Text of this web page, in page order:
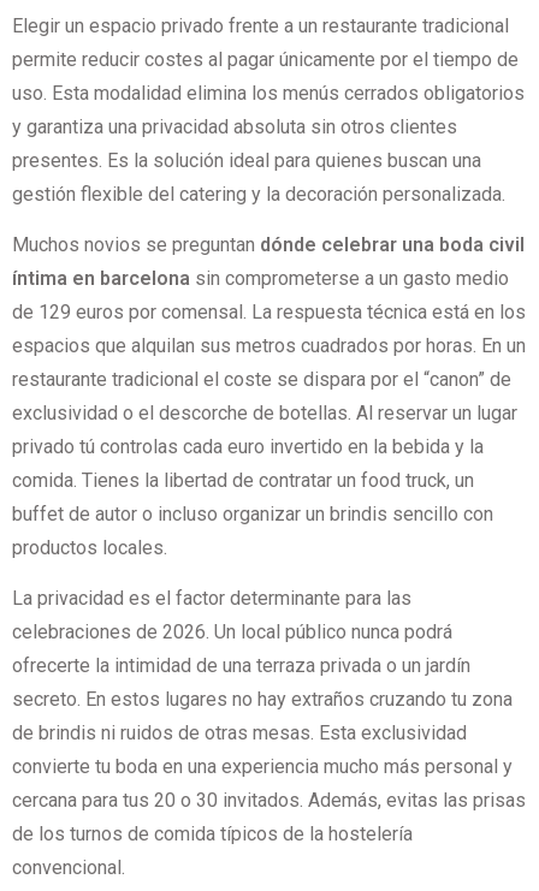
Elegir un espacio privado frente a un restaurante tradicional
permite reducir costes al pagar únicamente por el tiempo de
uso. Esta modalidad elimina los menús cerrados obligatorios
y garantiza una privacidad absoluta sin otros clientes
presentes. Es la solución ideal para quienes buscan una
gestión flexible del catering y la decoración personalizada.
Muchos novios se preguntan dónde celebrar una boda civil
íntima en barcelona sin comprometerse a un gasto medio
de 129 euros por comensal. La respuesta técnica está en los
espacios que alquilan sus metros cuadrados por horas. En un
restaurante tradicional el coste se dispara por el “canon” de
exclusividad o el descorche de botellas. Al reservar un lugar
privado tú controlas cada euro invertido en la bebida y la
comida. Tienes la libertad de contratar un food truck, un
buffet de autor o incluso organizar un brindis sencillo con
productos locales.
La privacidad es el factor determinante para las
celebraciones de 2026. Un local público nunca podrá
ofrecerte la intimidad de una terraza privada o un jardín
secreto. En estos lugares no hay extraños cruzando tu zona
de brindis ni ruidos de otras mesas. Esta exclusividad
convierte tu boda en una experiencia mucho más personal y
cercana para tus 20 o 30 invitados. Además, evitas las prisas
de los turnos de comida típicos de la hostelería
convencional.